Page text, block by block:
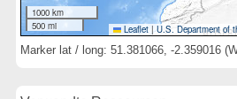
1000 km
500 mi
Leaflet | U.S. Department of
Marker lat / long: 51.381066, -2.359016